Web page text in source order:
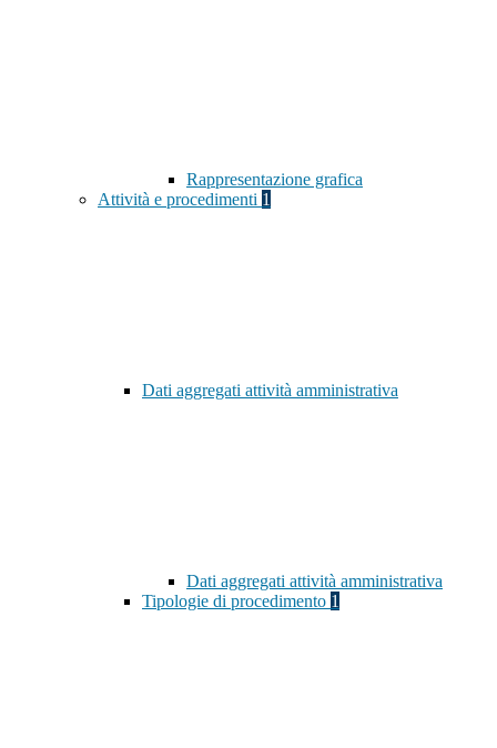
Rappresentazione grafica
Attività e procedimenti 1
Dati aggregati attività amministrativa
Dati aggregati attività amministrativa
Tipologie di procedimento 1